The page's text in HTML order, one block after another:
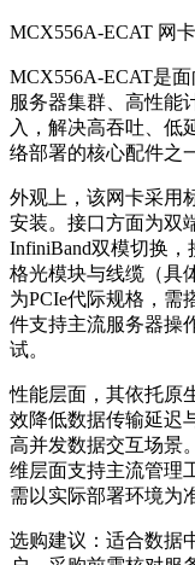
MCX556A-ECAT 网
MCX556A-ECAT是
服务器集群、高性能
入，解决高吞吐、低
络部署的核心配件之
外观上，该网卡采用
安装。接口方面为双
InfiniBand双模切换，
格光模块与线缆（具
为PCIe代际规格，需
件支持主流服务器操
试。
性能层面，其依托原
效降低数据传输延迟
高并发数据交互场景
维层面支持主流管理
需以实际部署环境为
选购建议：适合数据